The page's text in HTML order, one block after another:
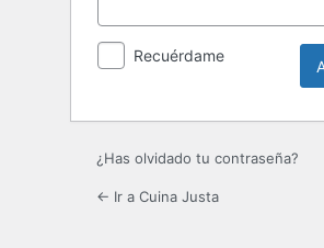
Recuérdame
¿Has olvidado tu contraseña?
← Ir a Cuina Justa